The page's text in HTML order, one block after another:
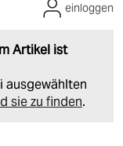
Artikel ist
ausgewählten
sie zu finden.
einloggen